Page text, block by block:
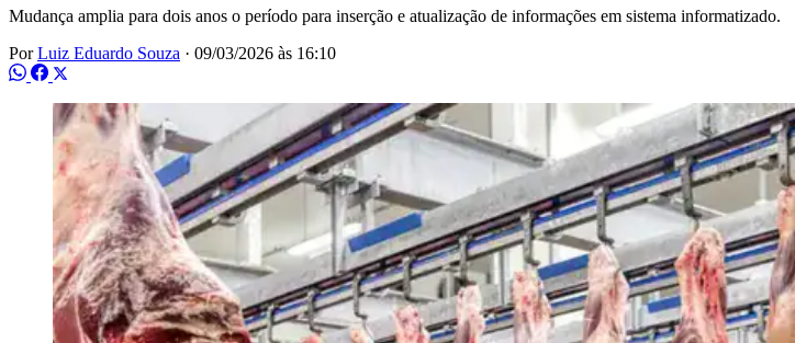
Mudança amplia para dois anos o período para inserção e atualização de informações em sistema informatizado.
PorLuiz Eduardo Souza · 09/03/2026 às 16:10